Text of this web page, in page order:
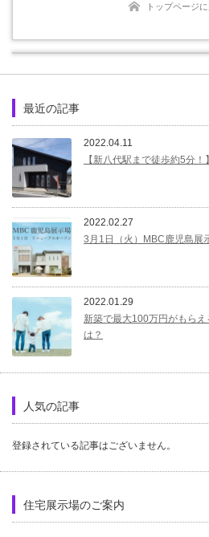
トップページ
最近の記事
2022.04.11
【新八代駅まで徒歩約5分
2022.02.27
3月1日（火）MBC鹿児島展
2022.01.29
新築で最大100万円がもらえ
は？
人気の記事
登録されている記事はございません。
住宅展示場のご案内